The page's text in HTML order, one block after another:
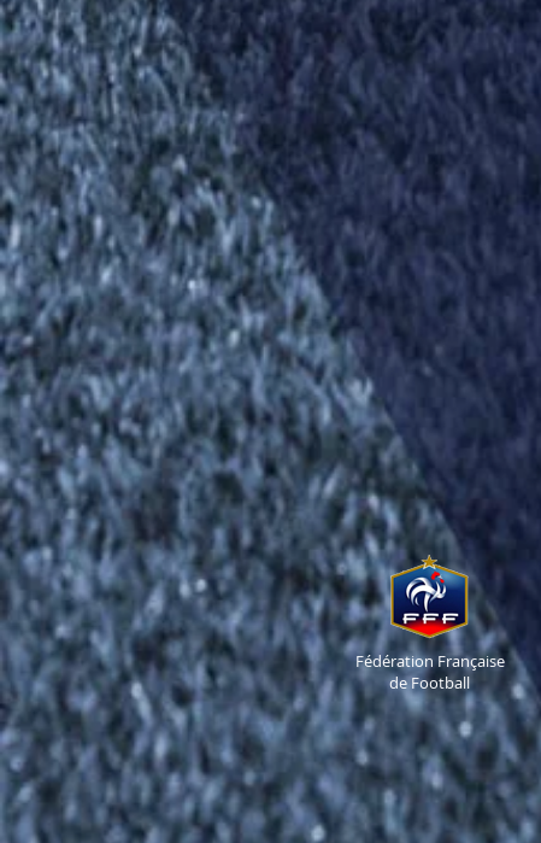
Fédération Française
de Football